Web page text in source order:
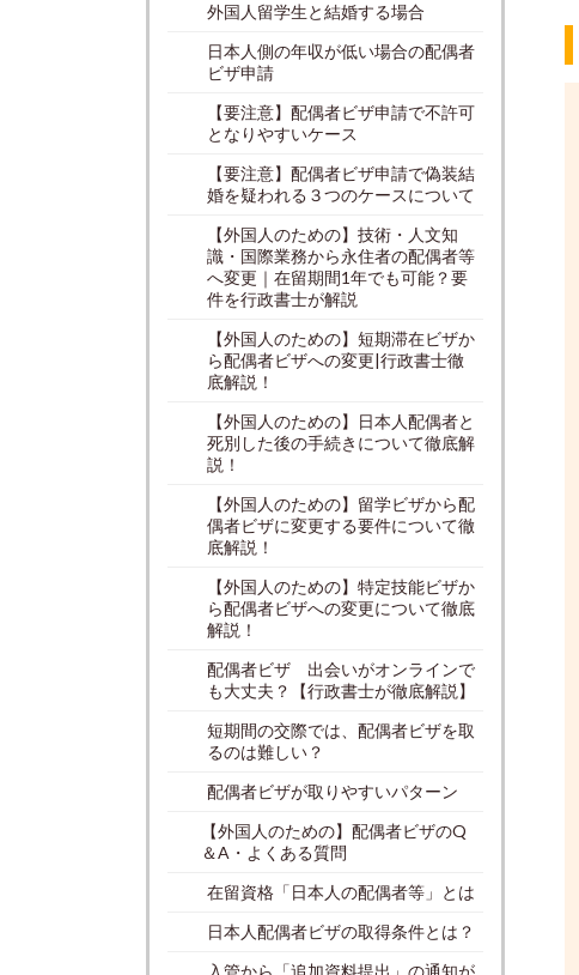
外国人留学生と結婚する場合
日本人側の年収が低い場合の配偶者
ビザ申請
【要注意】配偶者ビザ申請で不許可
となりやすいケース
【要注意】配偶者ビザ申請で偽装結
婚を疑われる３つのケースについて
【外国人のための】技術・人文知
識・国際業務から永住者の配偶者等
へ変更｜在留期間1年でも可能？要
件を行政書士が解説
【外国人のための】短期滞在ビザか
ら配偶者ビザへの変更|行政書士徹
底解説！
【外国人のための】日本人配偶者と
死別した後の手続きについて徹底解
説！
【外国人のための】留学ビザから配
偶者ビザに変更する要件について徹
底解説！
【外国人のための】特定技能ビザか
ら配偶者ビザへの変更について徹底
解説！
配偶者ビザ 出会いがオンラインで
も大丈夫？【行政書士が徹底解説】
短期間の交際では、配偶者ビザを取
るのは難しい？
配偶者ビザが取りやすいパターン
【外国人のための】配偶者ビザのQ
＆A・よくある質問
在留資格「日本人の配偶者等」とは
日本人配偶者ビザの取得条件とは？